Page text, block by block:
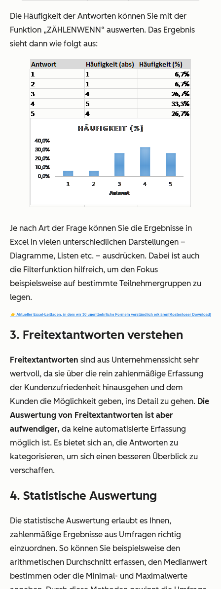
Die Häufigkeit der Antworten können Sie mit der
Funktion „ZÄHLENWENN“ auswerten. Das Ergebnis
sieht dann wie folgt aus:
Je nach Art der Frage können Sie die Ergebnisse in
Excel in vielen unterschiedlichen Darstellungen –
Diagramme, Listen etc. – ausdrücken. Dabei ist auch
die Filterfunktion hilfreich, um den Fokus
beispielsweise auf bestimmte Teilnehmergruppen zu
legen.
3. Freitextantworten verstehen
Freitextantworten sind aus Unternehmenssicht sehr
wertvoll, da sie über die rein zahlenmäßige Erfassung
der Kundenzufriedenheit hinausgehen und dem
Kunden die Möglichkeit geben, ins Detail zu gehen. Die
Auswertung von Freitextantworten ist aber
aufwendiger, da keine automatisierte Erfassung
möglich ist. Es bietet sich an, die Antworten zu
kategorisieren, um sich einen besseren Überblick zu
verschaffen.
4. Statistische Auswertung
Die statistische Auswertung erlaubt es Ihnen,
zahlenmäßige Ergebnisse aus Umfragen richtig
einzuordnen. So können Sie beispielsweise den
arithmetischen Durchschnitt erfassen, den Medianwert
bestimmen oder die Minimal- und Maximalwerte